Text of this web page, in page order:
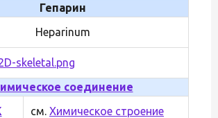
Гепарин
Heparinum
соединение
см. Химическое строение